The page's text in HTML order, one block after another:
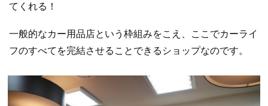
てくれる！
一般的なカー用品店という枠組みをこえ、ここでカーライ
フのすべてを完結させることできるショップなのです。